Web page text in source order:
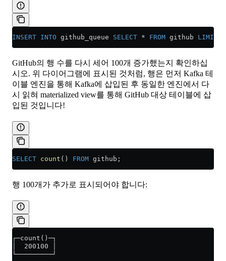
INSERT INTO github_queue SELECT * FROM github LIMIT
GitHub의 행 수를 다시 세어 100개 증가했는지 확인하십
시오. 위 다이어그램에 표시된 것처럼, 행은 먼저 Kafka 테
이블 엔진을 통해 Kafka에 삽입된 후 동일한 엔진에서 다
시 읽혀 materialized view를 통해 GitHub 대상 테이블에 삽
입된 것입니다!
SELECT count () FROM github;
행 100개가 추가로 표시되어야 합니다:
┌─count()─┐
│  200100 │
└─────────┘